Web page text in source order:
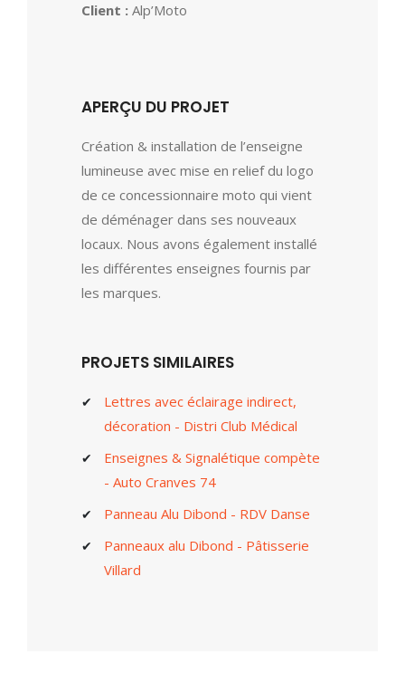
Client : Alp’Moto
APERÇU DU PROJET
Création & installation de l’enseigne
lumineuse avec mise en relief du logo
de ce concessionnaire moto qui vient
de déménager dans ses nouveaux
locaux. Nous avons également installé
les différentes enseignes fournis par
les marques.
PROJETS SIMILAIRES
Lettres avec éclairage indirect,
décoration - Distri Club Médical
Enseignes & Signalétique compète
- Auto Cranves 74
Panneau Alu Dibond - RDV Danse
Panneaux alu Dibond - Pâtisserie
Villard